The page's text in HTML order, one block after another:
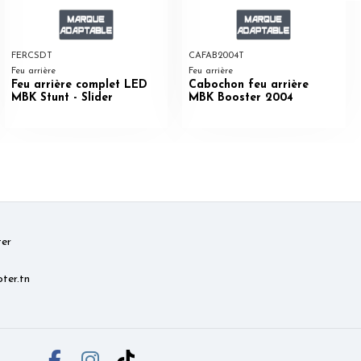
FERCSDT
Feu arrière
Feu arrière complet LED
MBK Stunt - Slider
CAFAB2004T
Feu arrière
Cabochon feu arrière
MBK Booster 2004